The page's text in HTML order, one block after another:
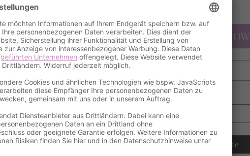
DESIGN NOW
MUSTER BESTELLEN
Amount / Anzahl
Recalculate